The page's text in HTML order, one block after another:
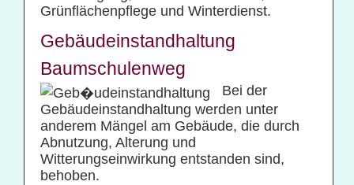
Grünflächenpflege und Winterdienst.
Gebäudeinstandhaltung
Baumschulenweg
Bei der
Gebäudeinstandhaltung werden unter
anderem Mängel am Gebäude, die durch
Abnutzung, Alterung und
Witterungseinwirkung entstanden sind,
behoben.